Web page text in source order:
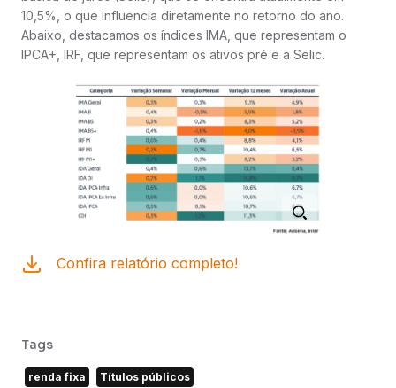
10,5%, o que influencia diretamente no retorno do ano.
Abaixo, destacamos os índices IMA, que representam o
IPCA+, IRF, que representam os ativos pré e a Selic.
Confira relatório completo!
Tags
renda fixa Títulos públicos